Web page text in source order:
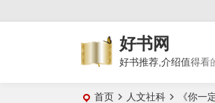
好书网
好书推荐,介绍值得看
首页 人文社科 《你一